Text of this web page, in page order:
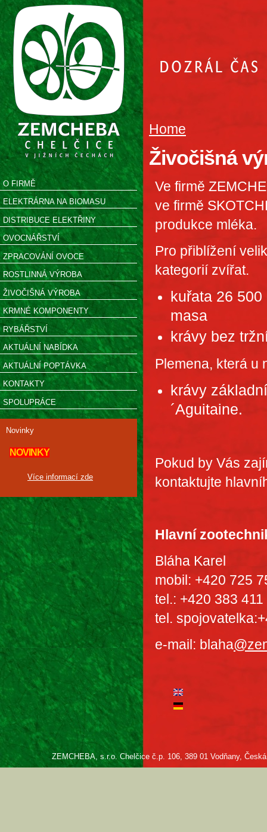
O FIRMĚ
ELEKTRÁRNA NA BIOMASU
DISTRIBUCE ELEKTŘINY
OVOCNÁŘSTVÍ
ZPRACOVÁNÍ OVOCE
ROSTLINNÁ VÝROBA
ŽIVOČIŠNÁ VÝROBA
KRMNÉ KOMPONENTY
RYBÁŘSTVÍ
AKTUÁLNÍ NABÍDKA
AKTUÁLNÍ POPTÁVKA
KONTAKTY
SPOLUPRÁCE
Novinky
NOVINKY
Více informací zde
Home
Živočišná
Ve firmě
ve firmě
produkce mléka.
Pro přiblížení
kategorií zvířat.
kuřata 26
masa
krávy bez
Plemena, která u
krávy
´Aguitaine.
Pokud by Vás
kontaktujte
Hlavní
Bláha Karel
mobil: +420 725
tel.: +420 383
tel.
e-mail: blaha
ZEMCHEBA, s.r.o. Chelčice č.p. 106, 389 01 Vodňany,